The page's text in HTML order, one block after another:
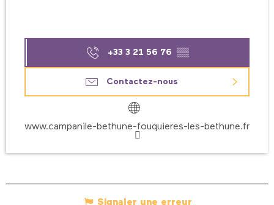
+33 3 21 56 76 ▒▒
Contactez-nous
www.campanile-bethune-fouquieres-les-bethune.fr
Signaler une erreur